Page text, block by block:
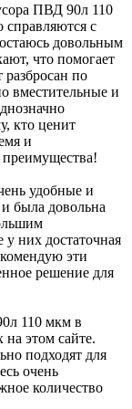
ПВД 90л 110
с
довольным
что помогает
разбросан по
вместительные и
кто ценит
и
удобные и
была довольна
них достаточная
эти
решение для
110 мкм в
на этом сайте.
подходят для
очень
количество